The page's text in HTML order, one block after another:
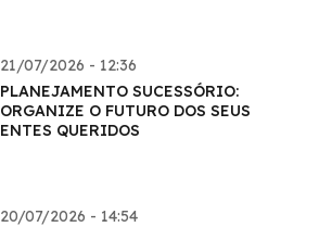
21/07/2026 - 12:36
PLANEJAMENTO SUCESSÓRIO:
ORGANIZE O FUTURO DOS SEUS
ENTES QUERIDOS
20/07/2026 - 14:54